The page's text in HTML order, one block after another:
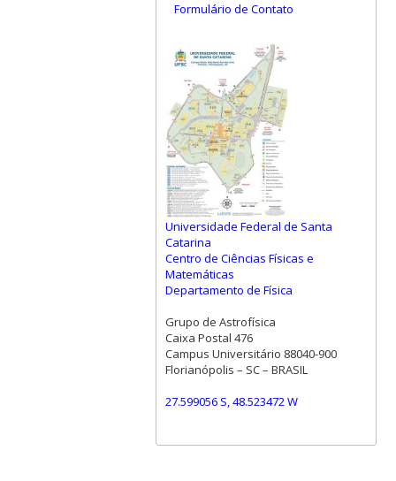
Formulário de Contato
Universidade Federal de Santa
Catarina
Centro de Ciências Físicas e
Matemáticas
Departamento de Física
Grupo de Astrofísica
Caixa Postal 476
Campus Universitário 88040-900
Florianópolis – SC – BRASIL
27.599056 S, 48.523472 W